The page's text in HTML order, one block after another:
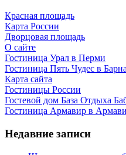
Красная площадь
Карта России
Дворцовая площадь
О сайте
Гостиница Урал в Перми
Гостиница Пять Чудес в
Карта сайта
Гостиницы России
Гостевой дом База Отдыха
Гостиница Армавир в
Недавние записи